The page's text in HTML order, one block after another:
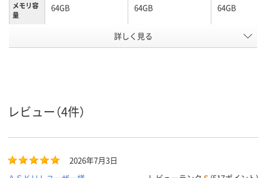
メモリ容
量
64GB 64GB 64GB
キャップ式 キャップ式
形状
プホール
保証期間 1年間
詳しく見る
レビュー（4件）
2026年7月3日